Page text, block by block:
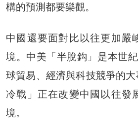
構的預測都要樂觀。
中國還要面對比以往更加嚴
境。中美「半脫鈎」是本世
球貿易、經濟與科技競爭的
冷戰」正在改變中國以往發
境。